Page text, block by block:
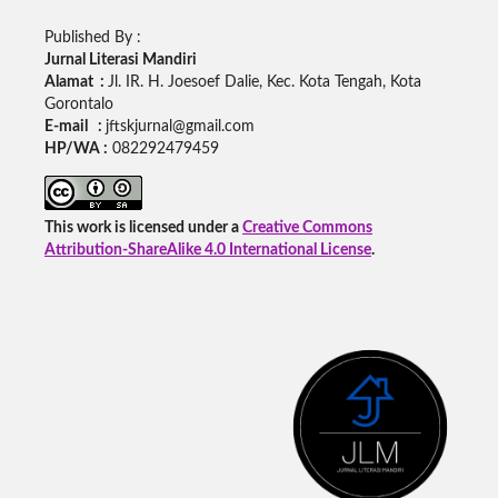
Published By :
Jurnal Literasi Mandiri
Alamat : Jl. IR. H. Joesoef Dalie, Kec. Kota Tengah, Kota
Gorontalo
E-mail : jftskjurnal@gmail.com
HP/WA : 082292479459
This work is licensed under a Creative Commons
Attribution-ShareAlike 4.0 International License.